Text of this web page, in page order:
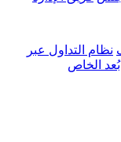
نظام التداول عبر
بُعد الخاص